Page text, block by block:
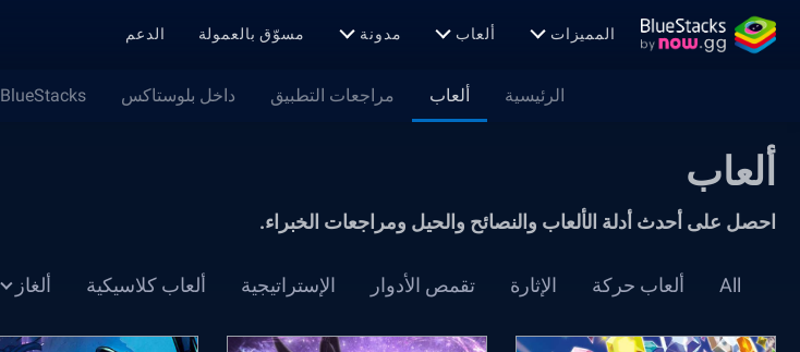
المميزات ألعاب مدونة مسوّق بالعمولة الدعم
الرئيسية ألعاب مراجعات التطبيق داخل بلوستاكس BlueStacks جولات
ألعاب
احصل على أحدث أدلة الألعاب والنصائح والحيل ومراجعات الخبراء.
All ألعاب حركة الإثارة تقمص الأدوار الإستراتيجية ألعاب كلاسيكية ألغاز